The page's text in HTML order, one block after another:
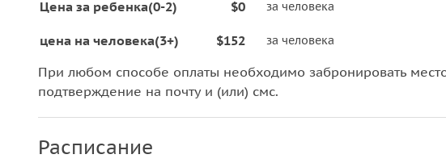
Цена за ребенка(0-2) $0 за человека
цена на человека(3+) $152 за человека
При любом способе оплаты необходимо забронировать
подтверждение на почту и (или) смс.
Расписание